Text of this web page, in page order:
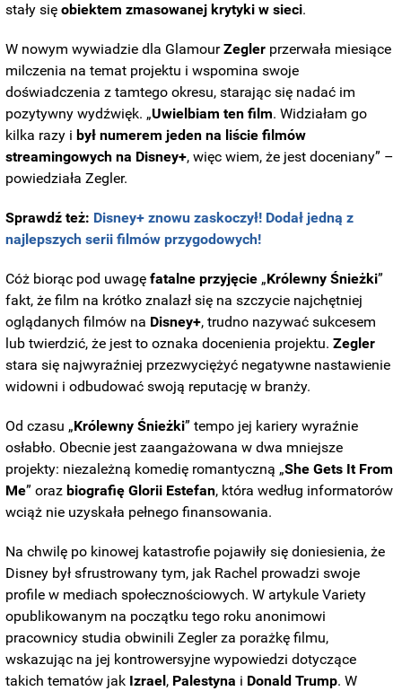
stały sięobiektem zmasowanej krytyki w sieci.
W nowym wywiadzie dla GlamourZegler przerwała miesiące
milczenia na temat projektu i wspomina swoje
doświadczenia z tamtego okresu, starając się nadać im
pozytywny wydźwięk. „Uwielbiam ten film. Widziałam go
kilka razy i był numerem jeden na liście filmów
streamingowych na Disney+, więc wiem, że jest doceniany” –
powiedziała Zegler.
Sprawdź też: Disney+ znowu zaskoczył! Dodał jedną z
najlepszych serii filmów przygodowych!
Cóż biorąc pod uwagęfatalne przyjęcie „Królewny Śnieżki”
fakt, że film na krótko znalazł się na szczycie najchętniej
oglądanych filmów na Disney+, trudno nazywać sukcesem
lub twierdzić, że jest to oznaka docenienia projektu.Zegler
stara się najwyraźniej przezwyciężyć negatywne nastawienie
widowni i odbudować swoją reputację w branży.
Od czasu „Królewny Śnieżki” tempo jej kariery wyraźnie
osłabło. Obecnie jest zaangażowana w dwa mniejsze
projekty: niezależną komedię romantyczną „She Gets It From
Me” oraz biografię Glorii Estefan, która według informatorów
wciąż nie uzyskała pełnego finansowania.
Na chwilę po kinowej katastrofie pojawiły się doniesienia, że
Disney był sfrustrowany tym, jak Rachel prowadzi swoje
profile w mediach społecznościowych. W artykule Variety
opublikowanym na początku tego roku anonimowi
pracownicy studia obwinili Zegler za porażkę filmu,
wskazując na jej kontrowersyjne wypowiedzi dotyczące
takich tematów jak Izrael , Palestyna i Donald Trump. W